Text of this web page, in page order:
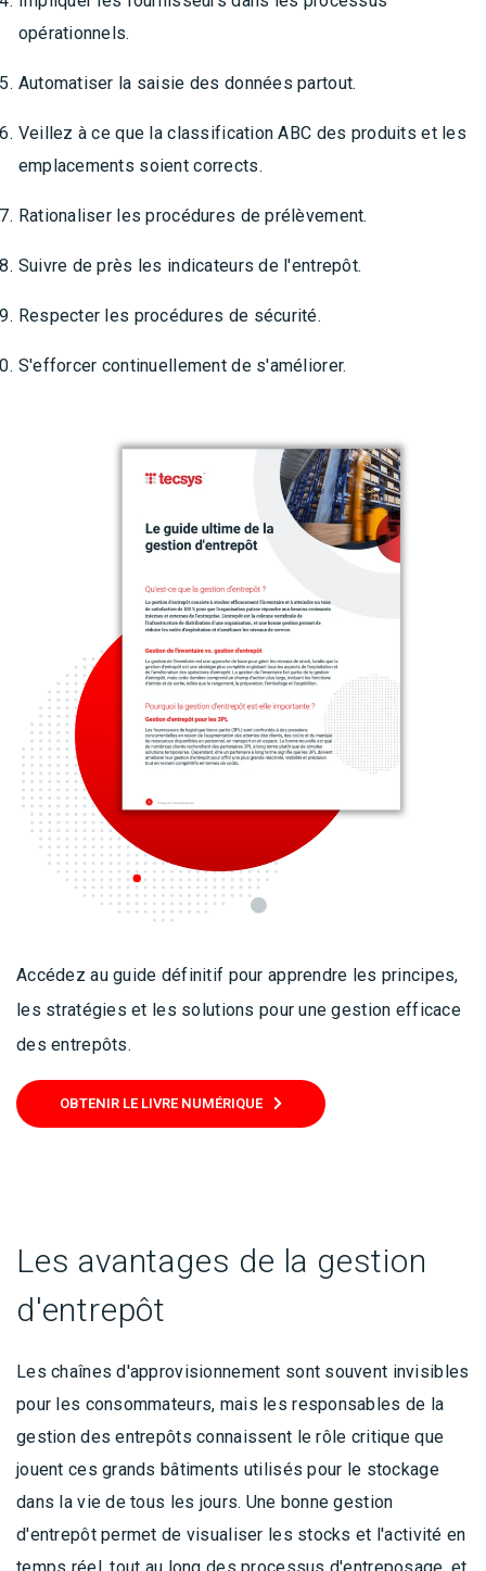
opérationnels.
Automatiser la saisie des données partout.
Veillez à ce que la classification ABC des produits et les
emplacements soient corrects.
Rationaliser les procédures de prélèvement.
Suivre de près les indicateurs de l'entrepôt.
Respecter les procédures de sécurité.
S'efforcer continuellement de s'améliorer.
Accédez au guide définitif pour apprendre les principes,
les stratégies et les solutions pour une gestion efficace
des entrepôts.
OBTENIR LE LIVRE NUMÉRIQUE
Les avantages de la gestion
d'entrepôt
Les chaînes d'approvisionnement sont souvent invisibles
pour les consommateurs, mais les responsables de la
gestion des entrepôts connaissent le rôle critique que
jouent ces grands bâtiments utilisés pour le stockage
dans la vie de tous les jours. Une bonne gestion
d'entrepôt permet de visualiser les stocks et l'activité en